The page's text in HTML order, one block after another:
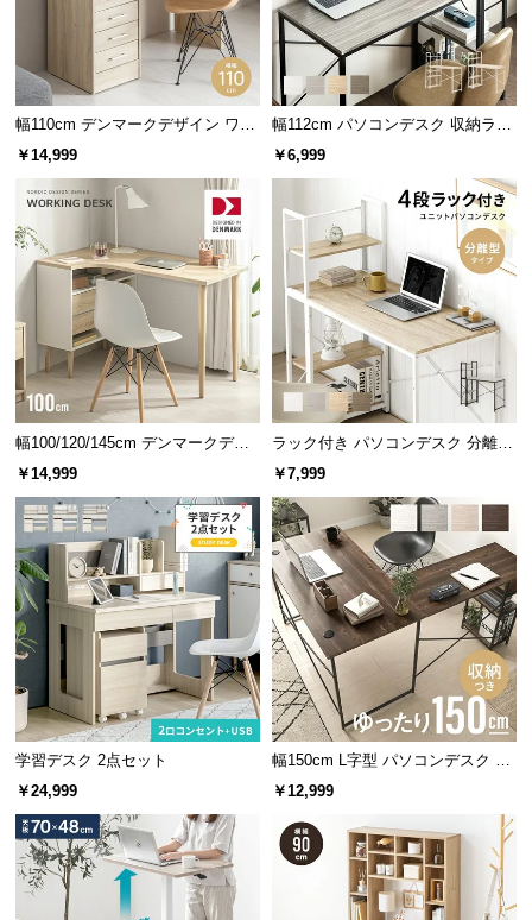
に
つ
て
梱
ー
ビ
ス
に
つ
い
て
搬
入
つ
い
て
返
品・
キ
横幅 約91㎝
大容量の収納スペース
コンパクトながらもたっぷりの収納スペースで、お
部屋をスッキリ＆綺麗に保ちます。
棚収納
取り外し可能なのでテーブルの左右や足元など、レ
イアウトを自由に変更できます。
幅110cm デンマークデザイン ワー
クデスク
￥14,999
幅112cm パソコンデスク 収納ラッ
ク付き 一体型・分離型 コンパクト
￥6,999
幅100/120/145cm デンマークデザ
イン ワークデスク
￥14,999
ラック付き パソコンデスク 分離型
タイプ
￥7,999
学習デスク 2点セット
￥24,999
幅150cm L字型 パソコンデスク ワ
ークデスク サイド組替可能 コーナ
￥12,999